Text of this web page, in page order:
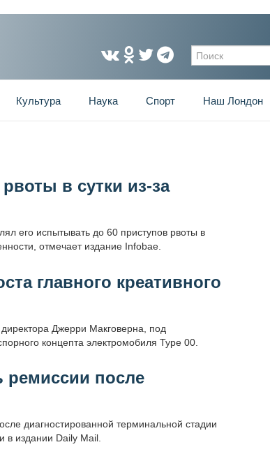
Форма
Культура Наука Спорт Наш Лондон
в сутки из-за
его испытывать до 60 приступов рвоты в
отмечает издание Infobae.
главного креативного
Джерри Макговерна, под
концепта электромобиля Type 00.
ремиссии после
диагностированной терминальной стадии
в издании Daily Mail.